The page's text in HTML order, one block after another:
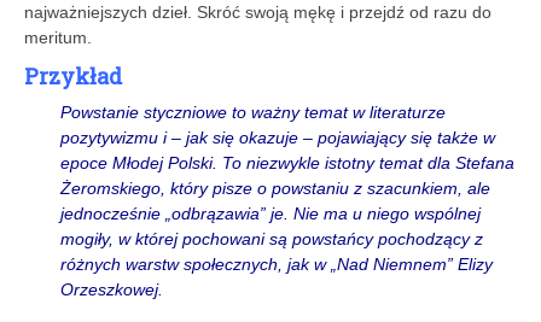
najważniejszych dzieł. Skróć swoją mękę i przejdź od razu do
meritum.
Przykład
Powstanie styczniowe to ważny temat w literaturze
pozytywizmu i – jak się okazuje – pojawiający się także w
epoce Młodej Polski. To niezwykle istotny temat dla Stefana
Żeromskiego, który pisze o powstaniu z szacunkiem, ale
jednocześnie „odbrązawia” je. Nie ma u niego wspólnej
mogiły, w której pochowani są powstańcy pochodzący z
różnych warstw społecznych, jak w „Nad Niemnem” Elizy
Orzeszkowej.